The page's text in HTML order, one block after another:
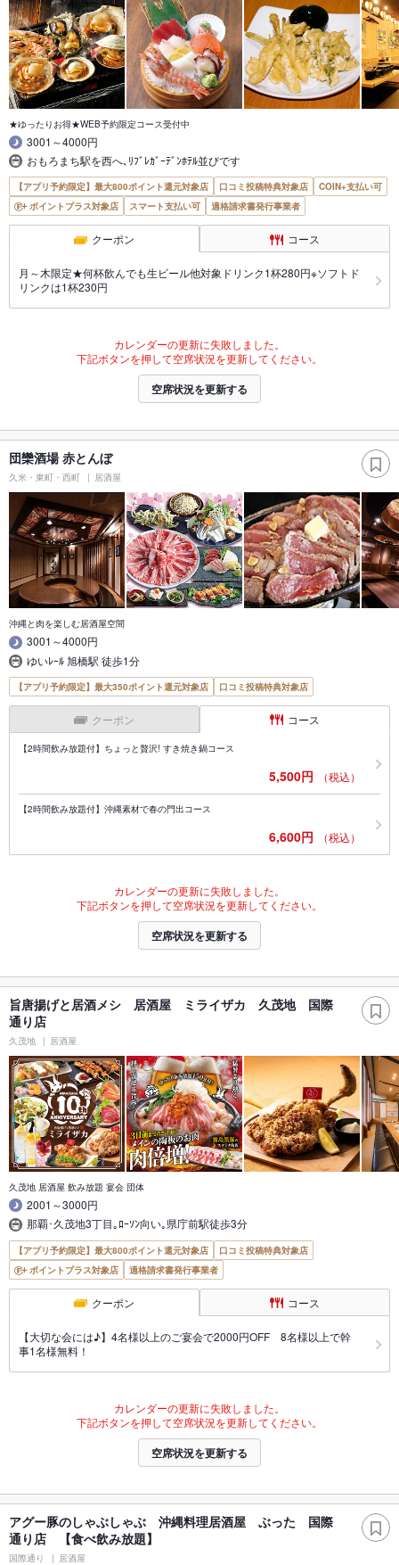
★ゆったりお得★WEB予約限定コース受付中
3001～4000円
おもろまち駅を西へ､ﾘﾌﾞﾚｶﾞｰﾃﾞﾝﾎﾃﾙ並びです
【アプリ予約限定】最大800ポイント還元対象店 口コミ投稿特典対象店
COIN+支払い可
ポイントプラス対象店
スマート支払い可 適格請求書発行事業者
クーポン コース
月～木限定★何杯飲んでも生ビール他対象ドリンク1杯280円※ソフトド
リンクは1杯230円
カレンダーの更新に失敗しました。
下記ボタンを押して空席状況を更新してください。
空席状況を更新する
団欒酒場 赤とんぼ
久米・東町・西町 居酒屋
沖縄と肉を楽しむ居酒屋空間
3001～4000円
ゆいﾚｰﾙ 旭橋駅 徒歩1分
【アプリ予約限定】最大350ポイント還元対象店 口コミ投稿特典対象店
クーポン コース
【2時間飲み放題付】ちょっと贅沢! すき焼き鍋コース
5,500円 （税込）
【2時間飲み放題付】沖縄素材で春の門出コース
6,600円 （税込）
カレンダーの更新に失敗しました。
下記ボタンを押して空席状況を更新してください。
空席状況を更新する
旨唐揚げと居酒メシ 居酒屋 ミライザカ 久茂地 国際
通り店
久茂地 居酒屋
久茂地 居酒屋 飲み放題 宴会 団体
2001～3000円
那覇･久茂地3丁目｡ﾛｰｿﾝ向い｡県庁前駅徒歩3分
【アプリ予約限定】最大800ポイント還元対象店
口コミ投稿特典対象店
ポイントプラス対象店
適格請求書発行事業者
クーポン コース
【大切な会には♪】4名様以上のご宴会で2000円OFF 8名様以上で幹
事1名様無料！
カレンダーの更新に失敗しました。
下記ボタンを押して空席状況を更新してください。
空席状況を更新する
アグー豚のしゃぶしゃぶ 沖縄料理居酒屋 ぶった 国際
通り店 【食べ飲み放題】
国際通り 居酒屋